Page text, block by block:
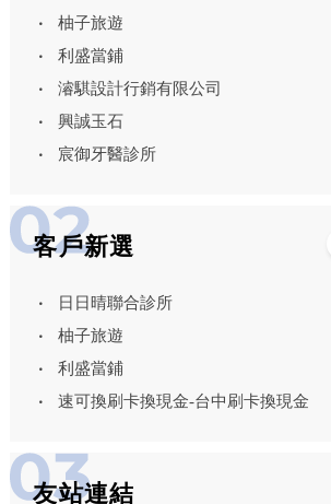
柚子旅遊
利盛當鋪
濬騏設計行銷有限公司
興誠玉石
宸御牙醫診所
客戶新選
日日晴聯合診所
柚子旅遊
利盛當鋪
速可換刷卡換現金-台中刷卡換現金
友站連結